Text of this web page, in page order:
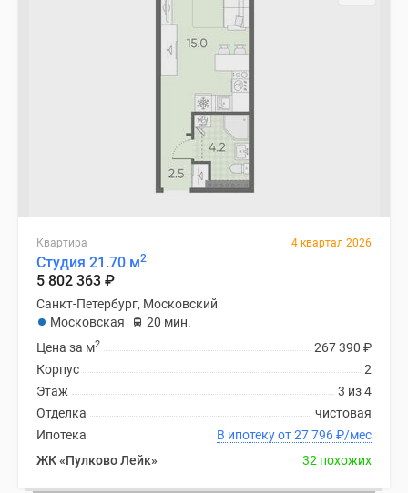
Квартира 4 квартал 2026
Студия 21.70 м2
5 802 363 ₽
Санкт-Петербург, Московский
Московская
20 мин.
267 390 ₽
Цена за м2
2
Корпус
3 из 4
Этаж
чистовая
Отделка
В ипотеку от 27 796₽/мес
Ипотека
ЖК «Пулково Лейк»
32 похожих